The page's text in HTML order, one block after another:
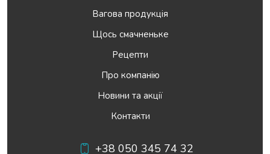
Вагова продукція
Щось смачненьке
Рецепти
Про компанію
Новини та акції
Контакти
+38 050 345 74 32